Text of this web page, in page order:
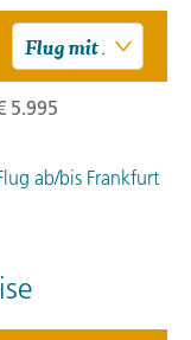
5.995
ab/bis Frankfurt